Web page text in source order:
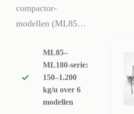
compactor-
modellen (ML85–
kg/u) met
geïntegreerde
verdichting,
enkelschroefsextrusie,
ML85–
ML180-serie:
150–1.200
kg/u over 6
modellen